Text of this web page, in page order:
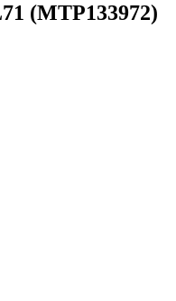
(MTP133972)